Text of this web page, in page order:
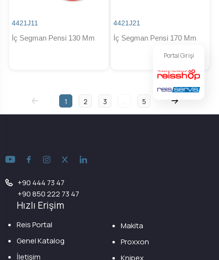
4421J11
İç Segman Pensi 130 Mm
4421J21
İç Segman Pensi 170 Mm
1 2 3 ... 5
Portal Girişi
+90 444 73 47
+90 850 222 73 47
Hızlı Erişim
Reis Portal
Genel Katalog
İletişim
Makita
Proxxon
Knipex